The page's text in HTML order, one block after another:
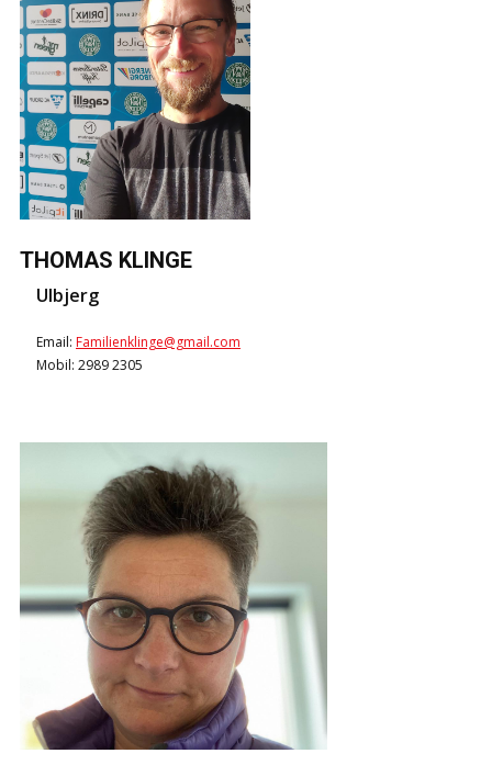
THOMAS KLINGE
Ulbjerg
Email: Familienklinge@gmail.com
Mobil: 2989 2305